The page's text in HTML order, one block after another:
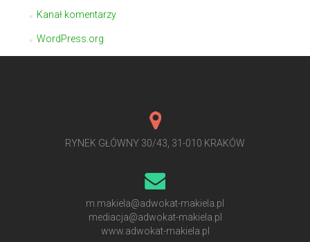
Kanał komentarzy
WordPress.org
RYNEK GŁÓWNY 30/43, 31-010 KRAKÓW
m.makiela@adwokat-makiela.pl
mediacja@adwokat-makiela.pl
www.adwokat-makiela.pl